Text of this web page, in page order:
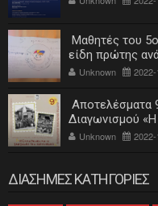
Μαθητές του
είδη πρώτης
Unknown
Αποτελέσματα
Διαγωνισμού
ελληνισμού»
Unknown 2022-
ΔΙΑΣΗΜΕΣ ΚΑΤΗΓΟΡΙΕΣ